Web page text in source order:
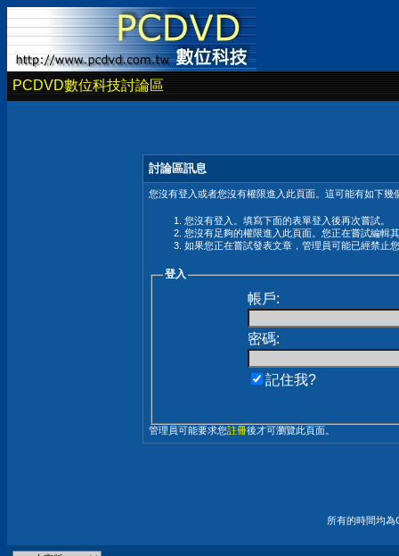
PCDVD數位科技討論區
討論區訊息
您沒有登入或者您沒有權限進入此頁面。這可能有如下幾
您沒有登入。填寫下面的表單登入後再次嘗試。
您沒有足夠的權限進入此頁面。您正在嘗試編輯
如果您正在嘗試發表文章，管理員可能已經禁止
登入
帳戶:
密碼:
記住我?
管理員可能要求您註冊後才可瀏覽此頁面。
所有的時間均為